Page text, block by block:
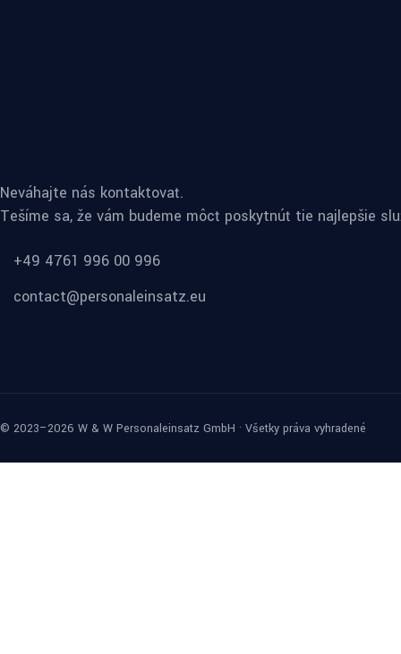
Neváhajte nás kontaktovať.
Tešíme sa, že vám budeme môcť poskytnúť tie najlepšie
+49 4761 996 00 996
contact@personaleinsatz.eu
© 2023–2026 W & W Personaleinsatz GmbH · Všetky práva vyhradené